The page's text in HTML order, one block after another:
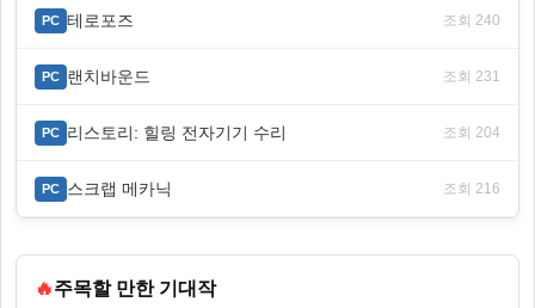
PC 테로포즈 조회 240
PC 랜치바운드 조회 231
PC 리스토리: 힐링 전자기기 수리 조회 204
PC 스크랩 메카닉 조회 216
🔥주목할 만한 기대작